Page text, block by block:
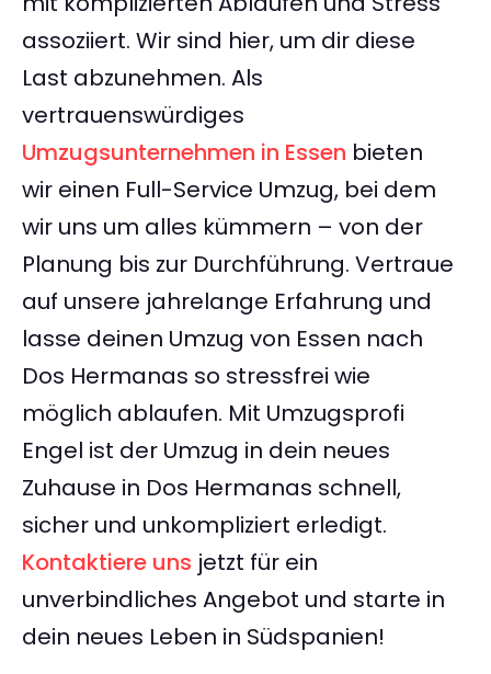
assoziiert. Wir sind hier, um dir diese
Last abzunehmen. Als
vertrauenswürdiges
Umzugsunternehmen in Essen bieten
wir einen Full-Service Umzug, bei dem
wir uns um alles kümmern – von der
Planung bis zur Durchführung. Vertraue
auf unsere jahrelange Erfahrung und
lasse deinen Umzug von Essen nach
Dos Hermanas so stressfrei wie
möglich ablaufen. Mit Umzugsprofi
Engel ist der Umzug in dein neues
Zuhause in Dos Hermanas schnell,
sicher und unkompliziert erledigt.
Kontaktiere uns jetzt für ein
unverbindliches Angebot und starte in
dein neues Leben in Südspanien!